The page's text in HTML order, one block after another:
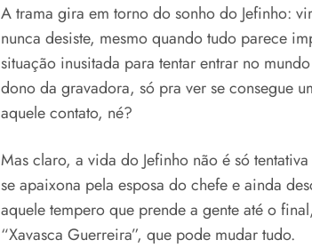
A trama gira em torno do sonho do Jefinho:
nunca desiste, mesmo quando tudo parece
situação inusitada para tentar entrar no
dono da gravadora, só pra ver se consegue
aquele contato, né?
Mas claro, a vida do Jefinho não é só
se apaixona pela esposa do chefe e ainda
aquele tempero que prende a gente até o
“Xavasca Guerreira”, que pode mudar tudo.